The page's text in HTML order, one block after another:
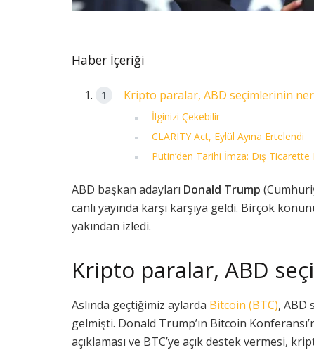
Haber İçeriği
Kripto paralar, ABD seçimlerinin
İlginizi Çekebilir
CLARITY Act, Eylül Ayına Ertelendi
Putin’den Tarihi İmza: Dış
ABD başkan adayları Donald Trump
canlı yayında karşı karşıya geldi. Birçok
yakından izledi.
Kripto paralar, ABD
Aslında geçtiğimiz aylarda Bitcoin (BTC), ABD
gelmişti. Donald Trump’ın Bitcoin
açıklaması ve BTC’ye açık destek vermesi,